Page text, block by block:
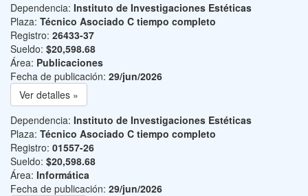
Dependencia: Instituto de Investigaciones Estéticas
Plaza: Técnico Asociado C tiempo completo
Registro: 26433-37
Sueldo: $20,598.68
Área: Publicaciones
Fecha de publicación: 29/jun/2026
Ver detalles »
Dependencia: Instituto de Investigaciones Estéticas
Plaza: Técnico Asociado C tiempo completo
Registro: 01557-26
Sueldo: $20,598.68
Área: Informática
Fecha de publicación: 29/jun/2026